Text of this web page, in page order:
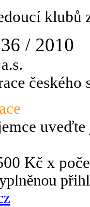
klubů
/ 2010
Kč x